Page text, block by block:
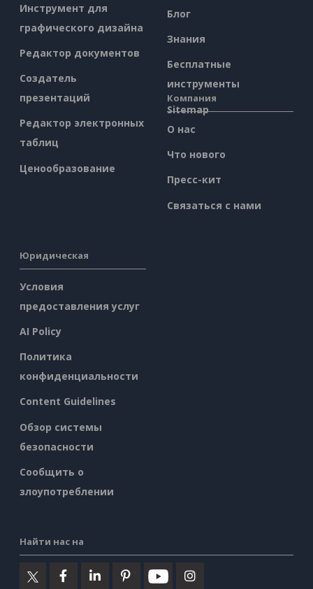
Инструмент для
графического дизайна
Редактор документов
Создатель
презентаций
Редактор электронных
таблиц
Ценообразование
Блог
Знания
Бесплатные
инструменты
Sitemap
Компания
О нас
Что нового
Пресс-кит
Связаться с нами
Юридическая
Условия
предоставления услуг
AI Policy
Политика
конфиденциальности
Content Guidelines
Обзор системы
безопасности
Сообщить о
злоупотреблении
Найти нас на